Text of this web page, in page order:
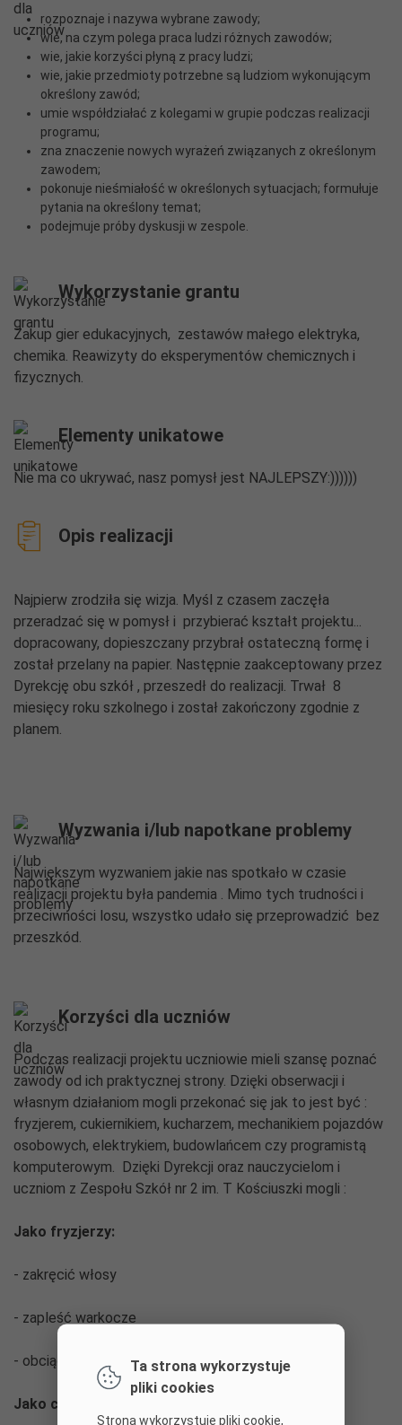
rozpoznaje i nazywa wybrane zawody;
wie, na czym polega praca ludzi różnych zawodów;
wie, jakie korzyści płyną z pracy ludzi;
wie, jakie przedmioty potrzebne są ludziom wykonującym
określony zawód;
umie współdziałać z kolegami w grupie podczas realizacji
programu;
zna znaczenie nowych wyrażeń związanych z określonym
zawodem;
pokonuje nieśmiałość w określonych sytuacjach; formułuje
pytania na określony temat;
podejmuje próby dyskusji w zespole.
Wykorzystanie grantu
Zakup gier edukacyjnych, zestawów małego elektryka,
chemika. Reawizyty do eksperymentów chemicznych i
fizycznych.
Elementy unikatowe
Nie ma co ukrywać, nasz pomysł jest NAJLEPSZY:))))))
Opis realizacji
Najpierw zrodziła się wizja. Myśl z czasem zaczęła
przeradzać się w pomysł i przybierać kształt projektu...
dopracowany, dopieszczany przybrał ostateczną formę i
został przelany na papier. Następnie zaakceptowany przez
Dyrekcję obu szkół , przeszedł do realizacji. Trwał 8
miesięcy roku szkolnego i został zakończony zgodnie z
planem.
Wyzwania i/lub napotkane problemy
Największym wyzwaniem jakie nas spotkało w czasie
realizacji projektu była pandemia . Mimo tych trudności i
przeciwności losu, wszystko udało się przeprowadzić bez
przeszkód.
Korzyści dla uczniów
Podczas realizacji projektu uczniowie mieli szansę poznać
zawody od ich praktycznej strony. Dzięki obserwacji i
własnym działaniom mogli przekonać się jak to jest być :
fryzjerem, cukiernikiem, kucharzem, mechanikiem pojazdów
osobowych, elektrykiem, budowlańcem czy programistą
komputerowym. Dzięki Dyrekcji oraz nauczycielom i
uczniom z Zespołu Szkół nr 2 im. T Kościuszki mogli :
Jako fryzjerzy:
- zakręcić włosy
- zapleść warkocze
- obciąć włosy i wymodelować fryzurę
Jako cukiernicy:
Ta strona wykorzystuje
pliki cookies
Strona wykorzystuje pliki cookie,